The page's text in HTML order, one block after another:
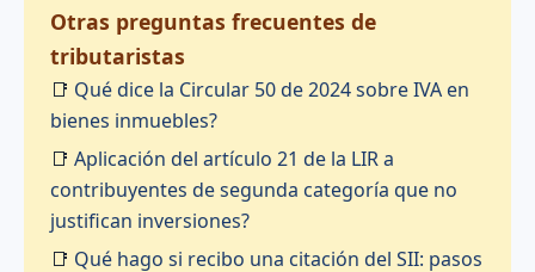
Otras preguntas frecuentes de
tributaristas
📑 Qué dice la Circular 50 de 2024 sobre IVA en
bienes inmuebles?
📑Aplicación del artículo 21 de la LIR a
contribuyentes de segunda categoría que no
justifican inversiones?
📑 Qué hago si recibo una citación del SII: pasos